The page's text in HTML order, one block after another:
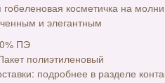
косметичка на
и элегантным
ПЭ
полиэтиленовый
подробнее в разделе